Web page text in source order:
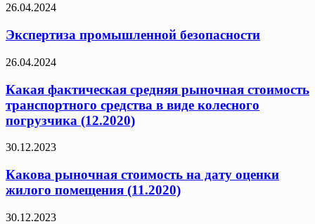
26.04.2024
Экспертиза промышленной безопасности
26.04.2024
Какая фактическая средняя рыночная стоимость
транспортного средства в виде колесного
погрузчика (12.2020)
30.12.2023
Какова рыночная стоимость на дату оценки
жилого помещения (11.2020)
30.12.2023